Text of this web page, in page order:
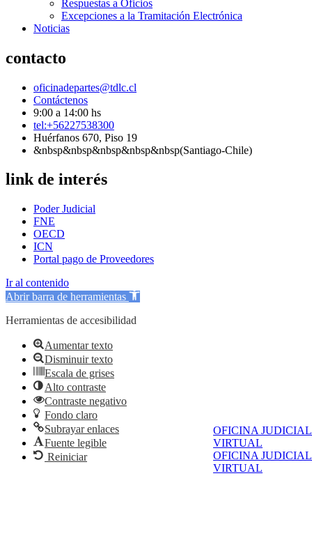
OFICINA JUDICIAL
VIRTUAL
OFICINA JUDICIAL
VIRTUAL
Respuestas a Oficios
Excepciones a la Tramitación Electrónica
Noticias
contacto
oficinadepartes@tdlc.cl
Contáctenos
9:00 a 14:00 hs
tel:+56227538300
Huérfanos 670, Piso 19
&nbsp&nbsp&nbsp&nbsp&nbsp(Santiago-Chile)
link de interés
Poder Judicial
FNE
OECD
ICN
Portal pago de Proveedores
Ir al contenido
Abrir barra de herramientas
Herramientas de accesibilidad
Aumentar texto
Disminuir texto
Escala de grises
Alto contraste
Contraste negativo
Fondo claro
Subrayar enlaces
Fuente legible
Reiniciar